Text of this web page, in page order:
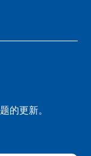
的更新。